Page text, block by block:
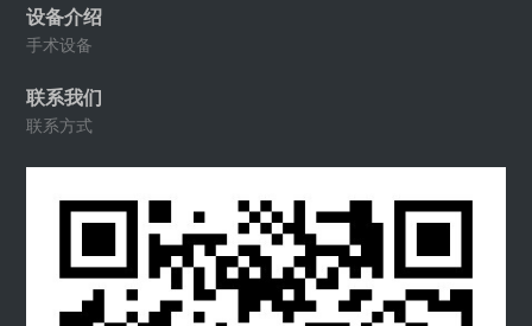
设备介绍
手术设备
联系我们
联系方式